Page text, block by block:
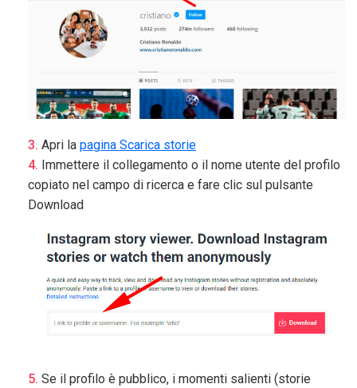
Apri la pagina Scarica storie
Immettere il collegamento o il nome utente del profilo
copiato nel campo di ricerca e fare clic sul pulsante
Download
Se il profilo è pubblico, i momenti salienti (storie